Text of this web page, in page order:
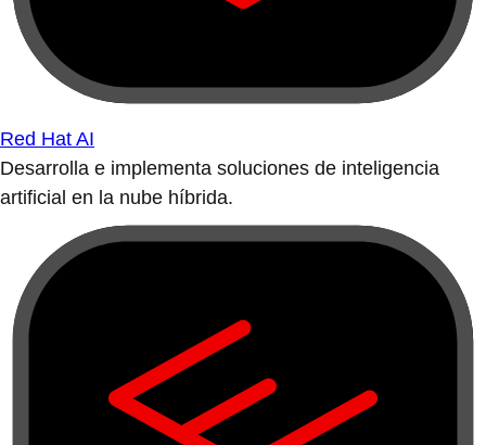
Red Hat AI
Desarrolla e implementa soluciones de inteligencia
artificial en la nube híbrida.